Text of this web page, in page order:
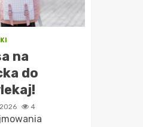
na
do
4